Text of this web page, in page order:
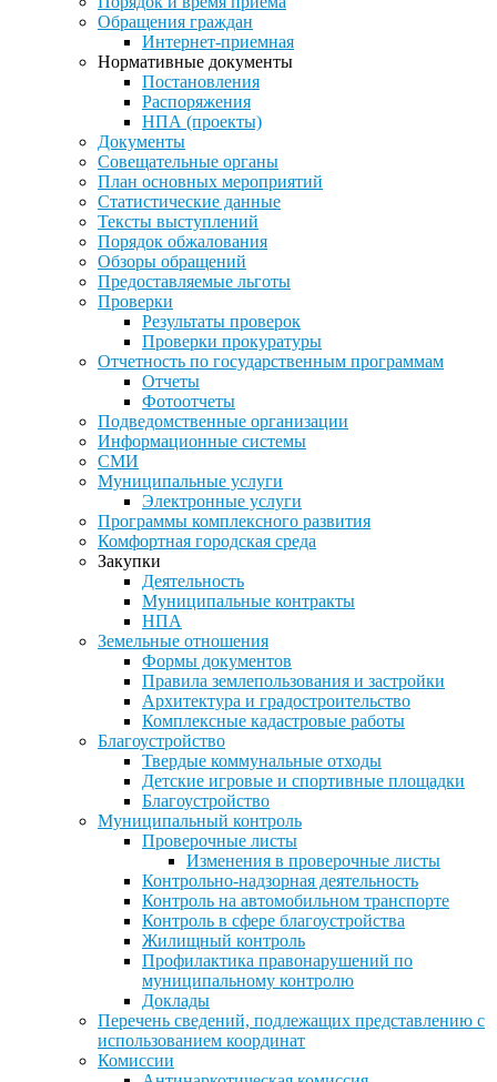
Обращения граждан
Интернет-приемная
Нормативные документы
Постановления
Распоряжения
НПА (проекты)
Документы
Совещательные органы
План основных мероприятий
Статистические данные
Тексты выступлений
Порядок обжалования
Обзоры обращений
Предоставляемые льготы
Проверки
Результаты проверок
Проверки прокуратуры
Отчетность по государственным программам
Отчеты
Фотоотчеты
Подведомственные организации
Информационные системы
СМИ
Муниципальные услуги
Электронные услуги
Программы комплексного развития
Комфортная городская среда
Закупки
Деятельность
Муниципальные контракты
НПА
Земельные отношения
Формы документов
Правила землепользования и застройки
Архитектура и градостроительство
Комплексные кадастровые работы
Благоустройство
Твердые коммунальные отходы
Детские игровые и спортивные площадки
Благоустройство
Муниципальный контроль
Проверочные листы
Изменения в проверочные листы
Контрольно-надзорная деятельность
Контроль на автомобильном транспорте
Контроль в сфере благоустройства
Жилищный контроль
Профилактика правонарушений по
муниципальному контролю
Доклады
Перечень сведений, подлежащих представлению с
использованием координат
Комиссии